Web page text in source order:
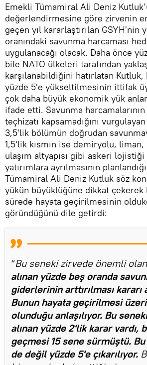
Emekli Tümamiral Ali Deniz
değerlendirmesine göre zirvenin
geçen yıl kararlaştırılan GSYH'nin
oranındaki savunma harcaması
uygulanacağı olacak. Daha önce
bile NATO ülkeleri tarafından
karşılanabildiğini hatırlatan
yüzde 5'e yükseltilmesinin ittifak
çok daha büyük ekonomik yük
ifade etti. Savunma harcamalarının
teçhizatı kapsamadığını
3,5'lik bölümün doğrudan
1,5'lik kısmın ise demiryolu, liman,
ulaşım altyapısı gibi askeri
yatırımlara ayrılmasının
Tümamiral Ali Deniz Kutluk söz
yükün büyüklüğüne dikkat çekerek
sürede hayata geçirilmesinin
göründüğünü dile getirdi:
“Bu seneki zirvede önemli
alınan yüzde beş oranda
giderlerinin arttırılması kararı
Bunun hayata geçirilmesi
olunduğu anlaşılıyor. Bu
alınan yüzde 2'lik karar vardı,
geçmesi 15 sene sürmüştü.
de değil yüzde 5'e çıkarılıyor.